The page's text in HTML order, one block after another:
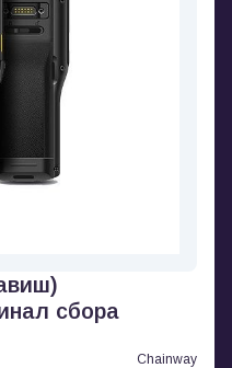
сбора
Chainway